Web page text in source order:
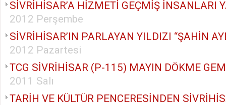
SİVRİHİSAR’A HİZMETİ GEÇMİŞ İNSANLARI
2012 Perşembe
SİVRİHİSAR’IN PARLAYAN YILDIZI “ŞAHİN
2012 Pazartesi
TCG SİVRİHİSAR (P-115) MAYIN DÖKME
2011 Salı
TARİH VE KÜLTÜR PENCERESİNDEN